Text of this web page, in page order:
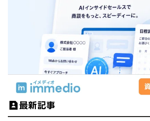
最新記事